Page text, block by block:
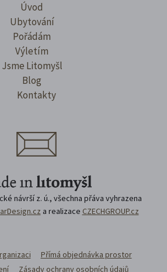
Úvod
Ubytování
Pořádám
Výletím
Jsme Litomyšl
Blog
Kontakty
návrší z. ú., všechna přáva vyhrazena
a realizace CZECHGROUP.cz
Přímá objednávka prostor
Zásady ochrany osobních údajů